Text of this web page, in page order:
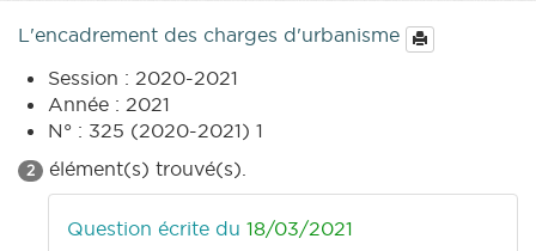
L'encadrement des charges d'urbanisme
Session : 2020-2021
Année : 2021
N° : 325 (2020-2021) 1
2 élément(s) trouvé(s).
Question écrite du 18/03/2021